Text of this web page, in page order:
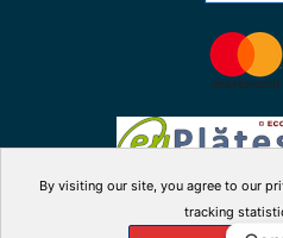
By visiting our site, you agree to our
tracking
twitter youtube